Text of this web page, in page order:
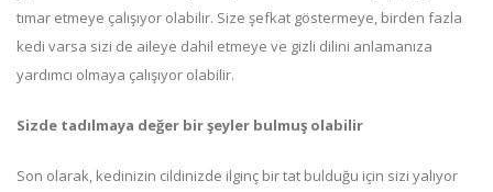
tımar etmeye çalışıyor olabilir. Size şefkat göstermeye, birden fazla
kedi varsa sizi de aileye dahil etmeye ve gizli dilini anlamanıza
yardımcı olmaya çalışıyor olabilir.
Sizde tadılmaya değer bir şeyler bulmuş olabilir
Son olarak, kedinizin cildinizde ilginç bir tat bulduğu için sizi yalıyor